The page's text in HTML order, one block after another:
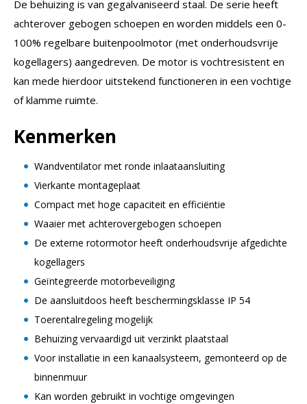
De behuizing is van gegalvaniseerd staal. De serie heeft
achterover gebogen schoepen en worden middels een 0-
100% regelbare buitenpoolmotor (met onderhoudsvrije
kogellagers) aangedreven. De motor is vochtresistent en
kan mede hierdoor uitstekend functioneren in een vochtige
of klamme ruimte.
Kenmerken
Wandventilator met ronde inlaataansluiting
Vierkante montageplaat
Compact met hoge capaciteit en efficiëntie
Waaier met achterovergebogen schoepen
De externe rotormotor heeft onderhoudsvrije afgedichte
kogellagers
Geïntegreerde motorbeveiliging
De aansluitdoos heeft beschermingsklasse IP 54
Toerentalregeling mogelijk
Behuizing vervaardigd uit verzinkt plaatstaal
Voor installatie in een kanaalsysteem, gemonteerd op de
binnenmuur
Kan worden gebruikt in vochtige omgevingen